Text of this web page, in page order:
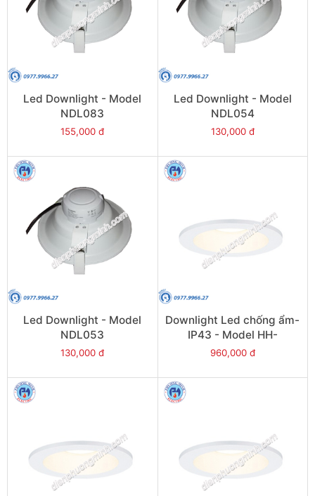
Led Downlight - Model
NDL083
155,000 đ
Led Downlight - Model
NDL054
130,000 đ
Led Downlight - Model
NDL053
130,000 đ
Downlight Led chống ẩm-
IP43 - Model HH-
LD20708K19
960,000 đ